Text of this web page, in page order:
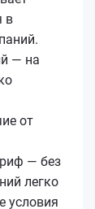
в
— на
от
— без
легко
условия